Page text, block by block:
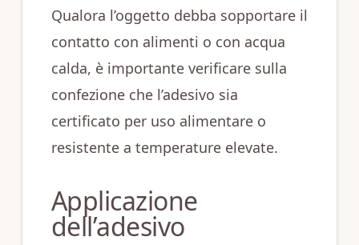
Qualora l’oggetto debba sopportare il
contatto con alimenti o con acqua
calda, è importante verificare sulla
confezione che l’adesivo sia
certificato per uso alimentare o
resistente a temperature elevate.
Applicazione
dell’adesivo